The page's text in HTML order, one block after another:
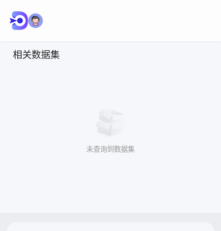
相关数据集
未查询到数据集